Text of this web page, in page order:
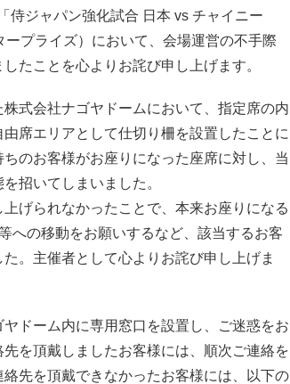
ジャパン強化試合 日本 vs チャイニー
プライズ）において、会場運営の不手際
たことを心よりお詫び申し上げます。
式会社ナゴヤドームにおいて、指定席の内
席エリアとして仕切り柵を設置したことに
のお客様がお座りになった座席に対し、当
招いてしまいました。
げられなかったことで、本来お座りになる
への移動をお願いするなど、該当するお客
。主催者として心よりお詫び申し上げま
ドーム内に専用窓口を設置し、ご迷惑をお
を頂戴しましたお客様には、順次ご連絡を
先を頂戴できなかったお客様には、以下の